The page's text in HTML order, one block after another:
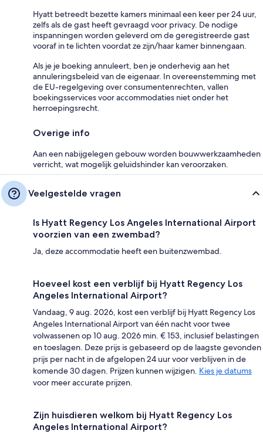
Hyatt betreedt bezette kamers minimaal een keer per 24 uur,
zelfs als de gast heeft gevraagd voor privacy. De nodige
inspanningen worden geleverd om de geregistreerde gast
vooraf in te lichten voordat ze zijn/haar kamer binnengaan.
Als je je boeking annuleert, ben je onderhevig aan het
annuleringsbeleid van de eigenaar. In overeenstemming met
de EU-regelgeving over consumentenrechten, vallen
boekingsservices voor accommodaties niet onder het
herroepingsrecht.
Overige info
Aan een nabijgelegen gebouw worden bouwwerkzaamheden
verricht, wat mogelijk geluidshinder kan veroorzaken.
Veelgestelde vragen
Is Hyatt Regency Los Angeles International Airport
voorzien van een zwembad?
Ja, deze accommodatie heeft een buitenzwembad.
Hoeveel kost een verblijf bij Hyatt Regency Los
Angeles International Airport?
Vandaag, 9 aug. 2026, kost een verblijf bij Hyatt Regency Los
Angeles International Airport van één nacht voor twee
volwassenen op 10 aug. 2026 min. € 153, inclusief belastingen
en toeslagen. Deze prijs is gebaseerd op de laagste gevonden
prijs per nacht in de afgelopen 24 uur voor verblijven in de
komende 30 dagen. Prijzen kunnen wijzigen. Kies je datums
voor meer accurate prijzen.
Zijn huisdieren welkom bij Hyatt Regency Los
Angeles International Airport?